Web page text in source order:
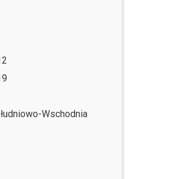
Wschodnia